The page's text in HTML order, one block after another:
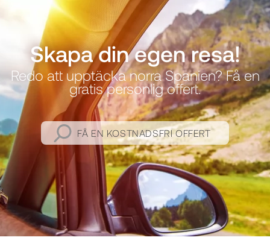
Skapa din egen resa!
Redo att upptäcka norra Spanien? Få en
gratis personlig offert.
FÅ EN KOSTNADSFRI OFFERT